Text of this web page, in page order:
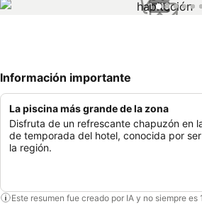
1 / 18
Información importante
La piscina más grande de la zona
Disfruta de un refrescante chapuzón en
de temporada del hotel, conocida por
la región.
Este resumen fue creado por IA y no siempre es